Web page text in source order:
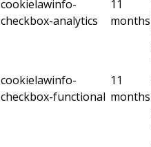
cookielawinfo-
checkbox-analytics
11
months
cookielawinfo-
checkbox-functional
11
months